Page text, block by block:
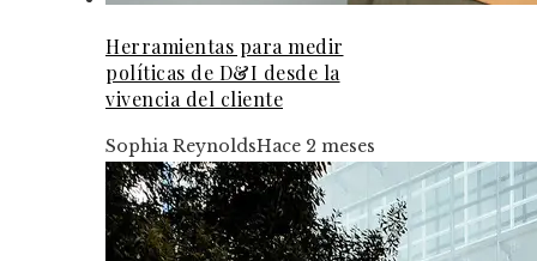
Herramientas para medir
políticas de D&I desde la
vivencia del cliente
Sophia ReynoldsHace 2 meses